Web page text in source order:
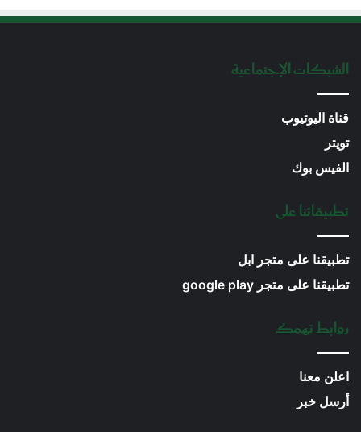
الشبكات الإجتماعية
قناة اليوتيوب
تويتر
الفيس بوك
تطبيقاتنا على
تطبيقنا على متجر ابل
تطبيقنا على متجر google play
روابط تهمك
اعلن معنا
أرسل خبر